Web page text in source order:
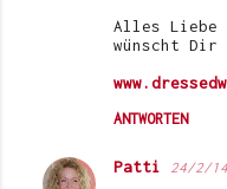
Alles Liebe
wünscht Dir
ANTWORTEN
Patti 24/2/